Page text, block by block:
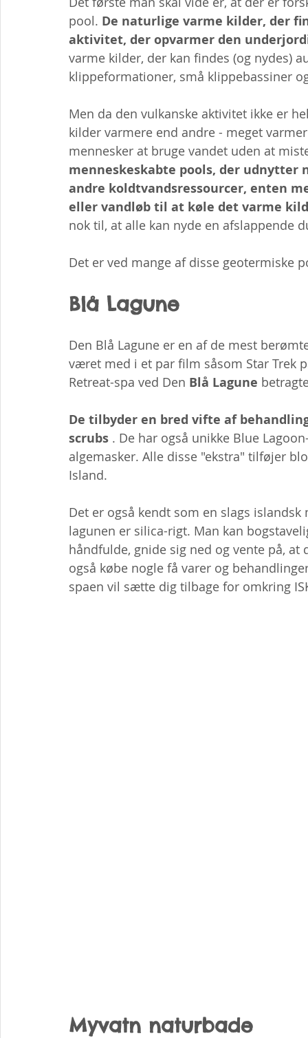
pool. De naturlige varme kilder, der
aktivitet, der opvarmer den
varme kilder, der kan findes (og nydes)
klippeformationer, små klippebassiner
Men da den vulkanske aktivitet ikke er
kilder varmere end andre - meget
mennesker at bruge vandet uden at
menneskeskabte pools, der
andre koldtvandsressourcer, enten
eller vandløb til at køle det varme
nok til, at alle kan nyde en afslappende
Det er ved mange af disse geotermiske
Blå Lagune
Den Blå Lagune er en af ​​de mest
været med i et par film såsom Star Trek
Retreat-spa ved Den Blå Lagune
De tilbyder en bred vifte af
scrubs . De har også unikke Blue
algemasker. Alle disse "ekstra" tilføjer
Island.
Det er også kendt som en slags
lagunen er silica-rigt. Man kan
håndfulde, gnide sig ned og vente på,
også købe nogle få varer og
spaen vil sætte dig tilbage for omkring
Myvatn naturbade